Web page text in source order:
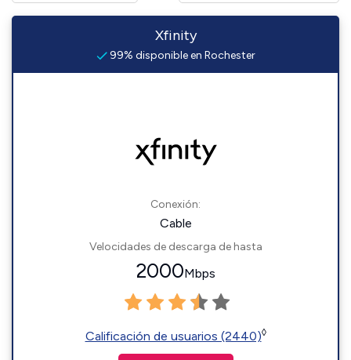
Xfinity
99% disponible en Rochester
Conexión:
Cable
Velocidades de descarga de hasta
2000Mbps
Calificación de usuarios (2440)◊